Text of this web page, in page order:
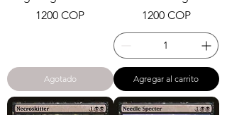
Precio
1200 COP
Agotado
Precio
1200 COP
Agregar al carrito